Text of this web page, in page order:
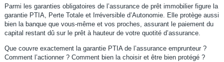
Parmi les garanties obligatoires de l’assurance de prêt immobilier figure la
garantie PTIA, Perte Totale et Irréversible d’Autonomie. Elle protège aussi
bien la banque que vous-même et vos proches, assurant le paiement du
capital restant dû sur le prêt à hauteur de votre quotité d’assurance.
Que couvre exactement la garantie PTIA de l’assurance emprunteur ?
Comment l’actionner ? Comment bien la choisir et être bien protégé ?